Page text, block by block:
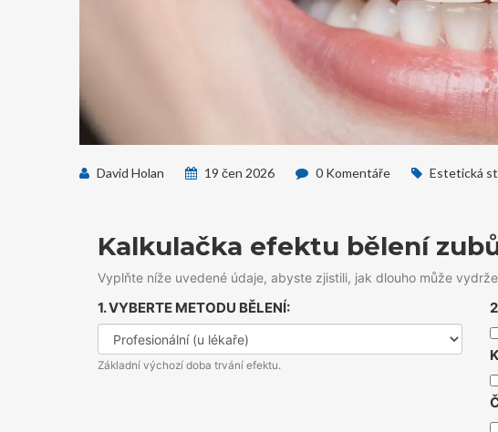
David Holan 19 čen 2026 0 Komentáře Estetická
Kalkulačka efektu bělení
Vyplňte níže uvedené údaje, abyste zjistili, jak dlouho může
1. VYBERTE METODU BĚLENÍ:
Základní výchozí doba trvání efektu.